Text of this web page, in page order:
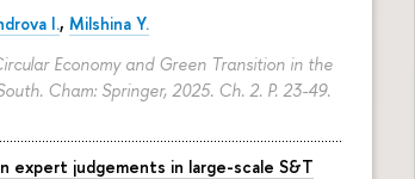
I., Milshina Y.
Economy and Green Transition in the
Cham: Springer, 2025. Ch. 2. P. 23-49.
expert judgements in large-scale S&T